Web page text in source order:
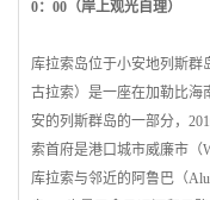
0：00（岸上观光自理）
库拉索岛位于小安地列斯群
古拉索）是一座在加勒比海
安的列斯群岛的一部分，
索首府是港口城市威廉市（
库拉索与邻近的阿鲁巴 （